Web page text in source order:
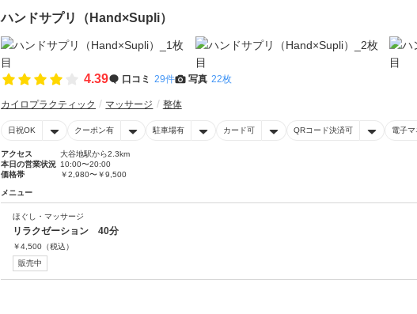
ハンドサプリ（Hand×Supli）
4.39 口コミ 29件 写真 22枚
カイロプラクティック マッサージ 整体
日祝OK クーポン有 駐車場有 カード可 QRコード決済可 電子
アクセス
大谷地駅から2.3km
本日の営業状況 10:00〜20:00
価格帯
￥2,980〜￥9,500
メニュー
ほぐし・マッサージ
リラクゼーション 40分
￥4,500 （税込）
販売中